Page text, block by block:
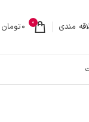
مندی 0
0تومان